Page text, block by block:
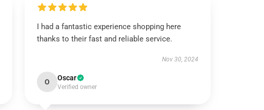
I had a fantastic experience shopping here
thanks to their fast and reliable service.
Nov 30, 2024
O Oscar
Verified owner